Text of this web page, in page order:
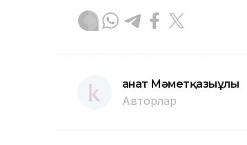
Қанат Мәметқазыұлы
Авторлар